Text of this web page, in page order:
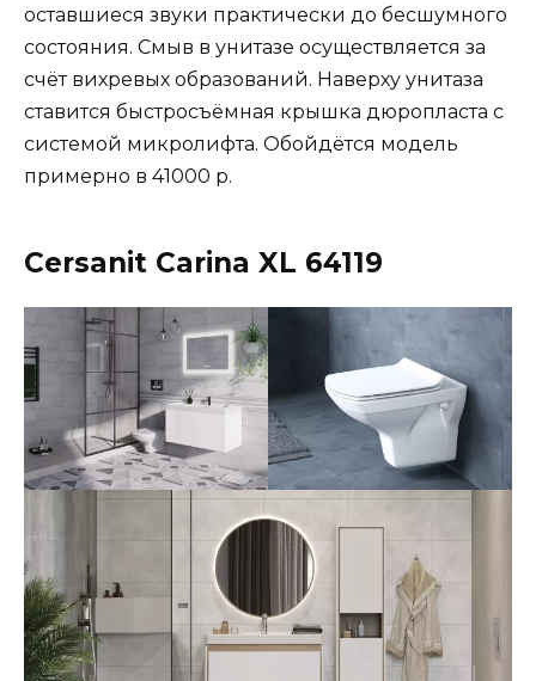
оставшиеся звуки практически до бесшумного
состояния. Смыв в унитазе осуществляется за
счёт вихревых образований. Наверху унитаза
ставится быстросъёмная крышка дюропласта с
системой микролифта. Обойдётся модель
примерно в 41000 р.
Cersanit Carina XL 64119